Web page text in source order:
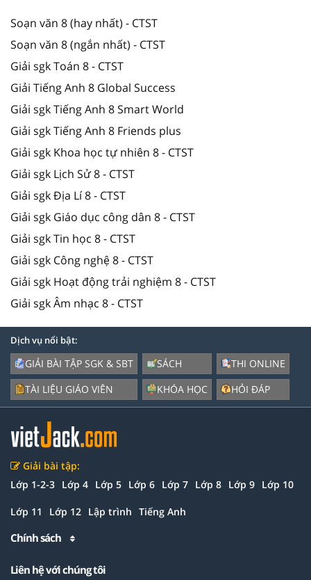
Soạn văn 8 (hay nhất) - CTST
Soạn văn 8 (ngắn nhất) - CTST
Giải sgk Toán 8 - CTST
Giải Tiếng Anh 8 Global Success
Giải sgk Tiếng Anh 8 Smart World
Giải sgk Tiếng Anh 8 Friends plus
Giải sgk Khoa học tự nhiên 8 - CTST
Giải sgk Lịch Sử 8 - CTST
Giải sgk Địa Lí 8 - CTST
Giải sgk Giáo dục công dân 8 - CTST
Giải sgk Tin học 8 - CTST
Giải sgk Công nghệ 8 - CTST
Giải sgk Hoạt động trải nghiệm 8 - CTST
Giải sgk Âm nhạc 8 - CTST
Dịch vụ nổi bật:
GIẢI BÀI TẬP SGK & SBT
TÀI LIỆU GIÁO VIÊN
SÁCH
KHÓA HỌC
THI ONLINE
HỎI ĐÁP
Giải bài tập:
Lớp 1-2-3 Lớp 4 Lớp 5 Lớp 6 Lớp 7 Lớp 8 Lớp 9 Lớp 10
Lớp 11 Lớp 12 Lập trình Tiếng Anh
Chính sách
Liên hệ với chúng tôi